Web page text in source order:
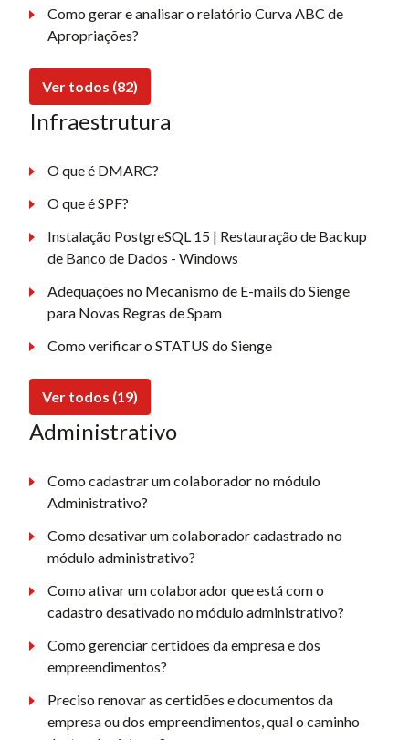
Como gerar e analisar o relatório Curva ABC de
Apropriações?
Ver todos (82)
Infraestrutura
O que é DMARC?
O que é SPF?
Instalação PostgreSQL 15 | Restauração de Backup
de Banco de Dados - Windows
Adequações no Mecanismo de E-mails do Sienge
para Novas Regras de Spam
Como verificar o STATUS do Sienge
Ver todos (19)
Administrativo
Como cadastrar um colaborador no módulo
Administrativo?
Como desativar um colaborador cadastrado no
módulo administrativo?
Como ativar um colaborador que está com o
cadastro desativado no módulo administrativo?
Como gerenciar certidões da empresa e dos
empreendimentos?
Preciso renovar as certidões e documentos da
empresa ou dos empreendimentos, qual o caminho